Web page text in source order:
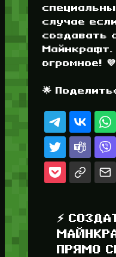
случае
создавать
Майнкрафт.
огромное! 💜
🌟
⚡
ПРЯМО